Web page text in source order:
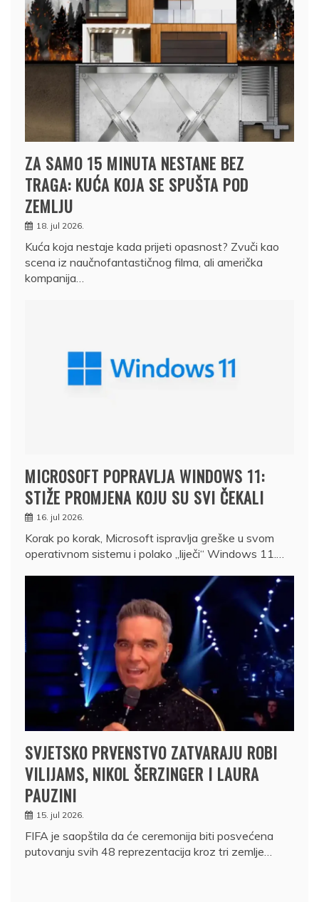
ZA SAMO 15 MINUTA NESTANE BEZ
TRAGA: KUĆA KOJA SE SPUŠTA POD
ZEMLJU
18. jul 2026.
Kuća koja nestaje kada prijeti opasnost? Zvuči kao
scena iz naučnofantastičnog filma, ali američka
kompanija…
MICROSOFT POPRAVLJA WINDOWS 11:
STIŽE PROMJENA KOJU SU SVI ČEKALI
16. jul 2026.
Korak po korak, Microsoft ispravlja greške u svom
operativnom sistemu i polako „liječi“ Windows 11.…
SVJETSKO PRVENSTVO ZATVARAJU ROBI
VILIJAMS, NIKOL ŠERZINGER I LAURA
PAUZINI
15. jul 2026.
FIFA je saopštila da će ceremonija biti posvećena
putovanju svih 48 reprezentacija kroz tri zemlje…